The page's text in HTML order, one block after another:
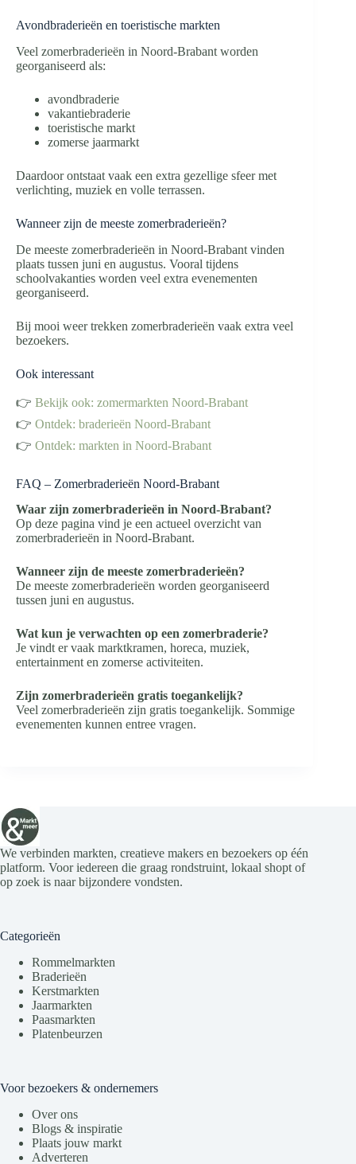
Avondbraderieën en toeristische markten
Veel zomerbraderieën in Noord-Brabant worden
georganiseerd als:
avondbraderie
vakantiebraderie
toeristische markt
zomerse jaarmarkt
Daardoor ontstaat vaak een extra gezellige sfeer met
verlichting, muziek en volle terrassen.
Wanneer zijn de meeste zomerbraderieën?
De meeste zomerbraderieën in Noord-Brabant vinden
plaats tussen juni en augustus. Vooral tijdens
schoolvakanties worden veel extra evenementen
georganiseerd.
Bij mooi weer trekken zomerbraderieën vaak extra veel
bezoekers.
Ook interessant
👉 Bekijk ook: zomermarkten Noord-Brabant
👉 Ontdek: braderieën Noord-Brabant
👉 Ontdek: markten in Noord-Brabant
FAQ – Zomerbraderieën Noord-Brabant
Waar zijn zomerbraderieën in Noord-Brabant?
Op deze pagina vind je een actueel overzicht van
zomerbraderieën in Noord-Brabant.
Wanneer zijn de meeste zomerbraderieën?
De meeste zomerbraderieën worden georganiseerd
tussen juni en augustus.
Wat kun je verwachten op een zomerbraderie?
Je vindt er vaak marktkramen, horeca, muziek,
entertainment en zomerse activiteiten.
Zijn zomerbraderieën gratis toegankelijk?
Veel zomerbraderieën zijn gratis toegankelijk. Sommige
evenementen kunnen entree vragen.
We verbinden markten, creatieve makers en bezoekers op één
platform. Voor iedereen die graag rondstruint, lokaal shopt of
op zoek is naar bijzondere vondsten.
Categorieën
Rommelmarkten
Braderieën
Kerstmarkten
Jaarmarkten
Paasmarkten
Platenbeurzen
Voor bezoekers & ondernemers
Over ons
Blogs & inspiratie
Plaats jouw markt
Adverteren